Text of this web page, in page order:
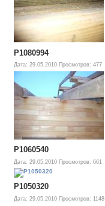
P1080994
Дата: 29.05.2010 Просмотров: 477
P1060540
Дата: 29.05.2010 Просмотров: 661
P1050320
Дата: 29.05.2010 Просмотров: 1148